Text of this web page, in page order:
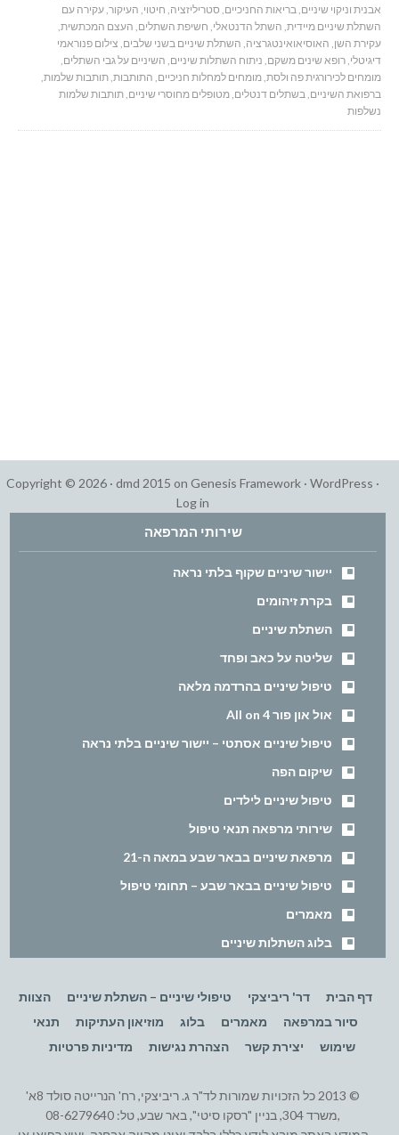
אבנית וניקוי שיניים,בריאות החניכיים, סטריליזציה, חיטוי, העיקור,עקירה עם
השתלת שיניים מיידית, השתל הדנטאלי, חשיפת השתלים, העצם המכתשית,
עקירת השן, האוסיאואינטגרציה, השתלת שיניים בשני שלבים, צילום פנוראמי
דיגיטלי,רופא שינים משקם, ניתוח השתלות שיניים, השיניים על גבי השתלים,
מומחים לכירורגית פה ולסת,מומחים למחלות חניכיים, התותבות,תותבות שלמות,
ברפואת השיניים,בשתלים דנטלים,מטופלים מחוסרי שיניים,תותבות שלמות
נשלפות
Copyright © 2026 · dmd 2015 on Genesis Framework · WordPress ·
Log in
שירותי המרפאה
יישור שיניים שקוף בלתי נראה
בקרת זיהומים
השתלת שיניים
שליטה על כאב ופחד
טיפול שיניים בהרדמה מלאה
אול און פור All on 4
טיפול שיניים אסתטי – יישור שיניים בלתי נראה
שיקום הפה
טיפול שיניים לילדים
שירותי מרפאה תנאי טיפול
מרפאת שיניים בבאר שבע במאה ה-21
טיפול שיניים בבאר שבע – תחומי טיפול
מאמרים
בלוג השתלות שיניים
דף הבית דר' ריביצקי טיפולי שיניים – השתלת שיניים
הצוות
סיור במרפאה
מאמרים בלוג מוזיאון העתיקות
תנאי
שימוש
יצירת קשר הצהרת נגישות מדיניות פרטיות
© 2013 כל הזכויות שמורות לד"ר ג. ריביצקי, רח' הנרייטה סולד 8א'
,משרד 304, בניין "רסקו סיטי", באר שבע, טל: 08-6279640